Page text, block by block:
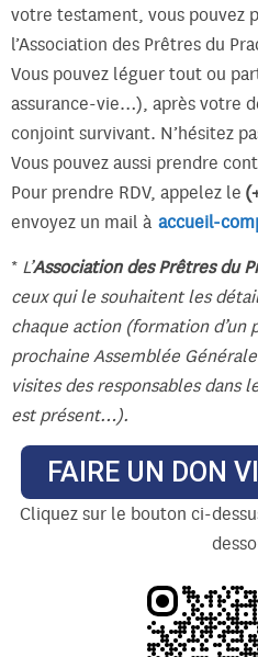
votre testament, vous pouvez
l’Association des Prêtres du
Vous pouvez léguer tout ou
assurance-vie…), après votre
conjoint survivant. N’hésitez
Vous pouvez aussi prendre
Pour prendre RDV, appelez le
envoyez un mail à accueil-
* L’Association des Prêtres du
ceux qui le souhaitent les
chaque action (formation
prochaine Assemblée
visites des responsables dans
est présent…).
FAIRE UN DON
Cliquez sur le bouton ci-